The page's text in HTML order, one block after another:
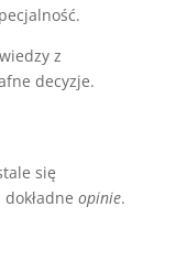
z
decyzje.
się
opinie.